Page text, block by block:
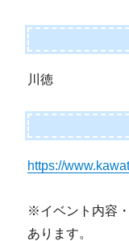
川徳
https://
※イベント内容
あります。